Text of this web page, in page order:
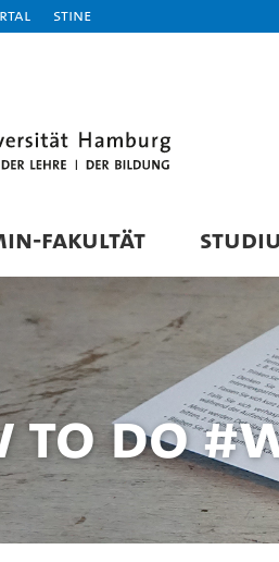
STiNE
FAKULTÄT
to do